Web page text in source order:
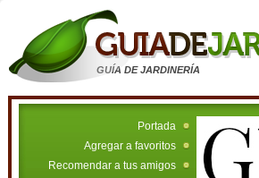
GUÍA DE JARDINERÍA
Portada
Agregar a favoritos
Recomendar a tus amigos